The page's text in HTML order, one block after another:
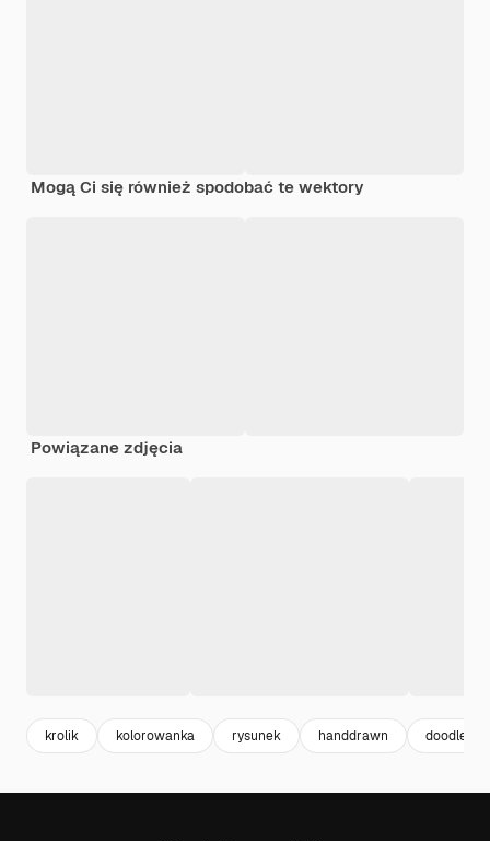
Mogą Ci się również spodobać te wektory
Powiązane zdjęcia
krolik kolorowanka rysunek handdrawn doodle